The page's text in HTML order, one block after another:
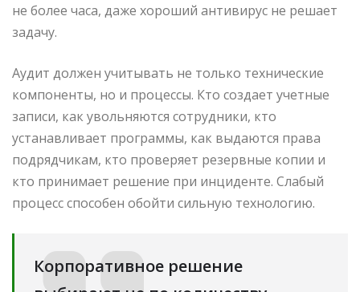
не более часа, даже хороший антивирус не решает
задачу.
Аудит должен учитывать не только технические
компоненты, но и процессы. Кто создает учетные
записи, как увольняются сотрудники, кто
устанавливает программы, как выдаются права
подрядчикам, кто проверяет резервные копии и
кто принимает решение при инциденте. Слабый
процесс способен обойти сильную технологию.
Корпоративное решение